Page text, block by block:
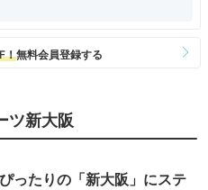
ツ新大阪
ったりの「新大阪」にステ